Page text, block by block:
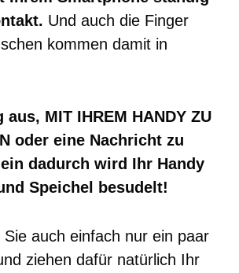
Und auch die Finger
kommen damit in
MIT IHREM HANDY ZU
oder eine Nachricht zu
dadurch wird Ihr Handy
Speichel besudelt!
Sie auch einfach nur ein paar
ziehen dafür natürlich Ihr